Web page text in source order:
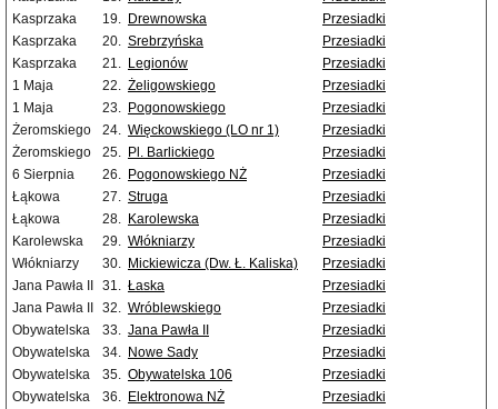
Kasprzaka
19. Drewnowska
Przesiadki
Kasprzaka
20. Srebrzyńska
Przesiadki
Kasprzaka
21. Legionów
Przesiadki
1 Maja
22. Żeligowskiego
Przesiadki
1 Maja
23. Pogonowskiego
Przesiadki
Żeromskiego
24. Więckowskiego (LO nr 1)
Przesiadki
Żeromskiego
25. Pl. Barlickiego
Przesiadki
6 Sierpnia
26. Pogonowskiego NŻ
Przesiadki
Łąkowa
27. Struga
Przesiadki
Łąkowa
28. Karolewska
Przesiadki
Karolewska
29. Włókniarzy
Przesiadki
Włókniarzy
30. Mickiewicza (Dw. Ł. Kaliska)
Przesiadki
Jana Pawła II
31. Łaska
Przesiadki
Jana Pawła II
32. Wróblewskiego
Przesiadki
Obywatelska
33. Jana Pawła II
Przesiadki
Obywatelska
34. Nowe Sady
Przesiadki
Obywatelska
35. Obywatelska 106
Przesiadki
Obywatelska
36. Elektronowa NŻ
Przesiadki